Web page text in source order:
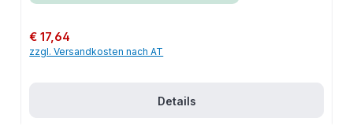
Regulärer Preis:
€ 17,64
zzgl. Versandkosten nach AT
Details